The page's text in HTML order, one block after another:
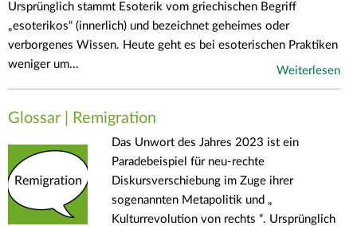
Ursprünglich stammt Esoterik vom griechischen Begriff
„esoterikos“ (innerlich) und bezeichnet geheimes oder
verborgenes Wissen. Heute geht es bei esoterischen Praktiken
weniger um...
Weiterlesen
Glossar | Remigration
Das Unwort des Jahres 2023 ist ein
Paradebeispiel für neu-rechte
Diskursverschiebung im Zuge ihrer
sogenannten Metapolitik und „
Kulturrevolution von rechts “. Ursprünglich